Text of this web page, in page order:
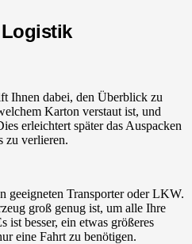
Ihnen dabei, den Überblick zu
Karton verstaut ist, und
erleichtert später das Auspacken
zu verlieren.
geeigneten Transporter oder LKW.
groß genug ist, um alle Ihre
ist besser, ein etwas größeres
eine Fahrt zu benötigen.